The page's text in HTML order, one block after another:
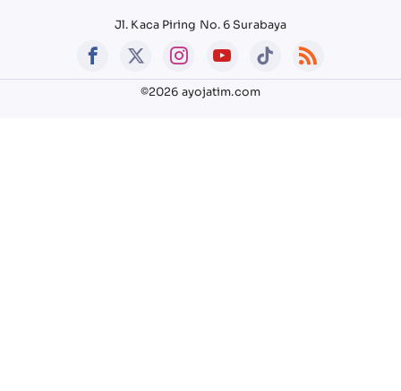
Jl. Kaca Piring No. 6 Surabaya
©2026 ayojatim.com